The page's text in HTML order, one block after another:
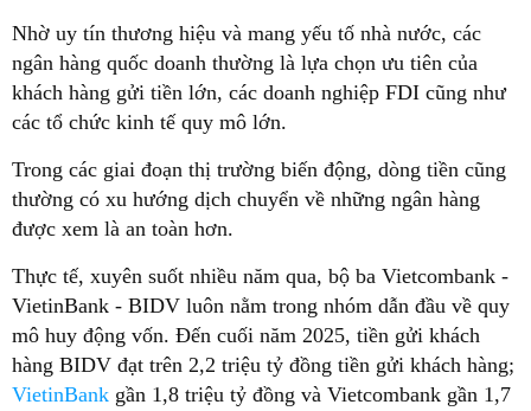
Nhờ uy tín thương hiệu và mang yếu tố nhà nước, các
ngân hàng quốc doanh thường là lựa chọn ưu tiên của
khách hàng gửi tiền lớn, các doanh nghiệp FDI cũng như
các tổ chức kinh tế quy mô lớn.
Trong các giai đoạn thị trường biến động, dòng tiền cũng
thường có xu hướng dịch chuyển về những ngân hàng
được xem là an toàn hơn.
Thực tế, xuyên suốt nhiều năm qua, bộ ba Vietcombank -
VietinBank - BIDV luôn nằm trong nhóm dẫn đầu về quy
mô huy động vốn. Đến cuối năm 2025, tiền gửi khách
hàng BIDV đạt trên 2,2 triệu tỷ đồng tiền gửi khách hàng;
VietinBank gần 1,8 triệu tỷ đồng và Vietcombank gần 1,7